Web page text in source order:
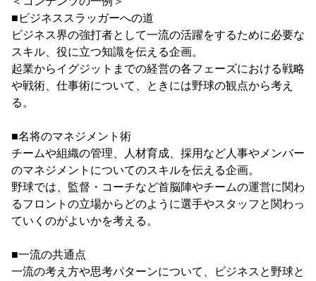
■ビジネススラッガーへの道
ビジネス界の強打者として一流の活躍をするために必要な
スキル、役に立つ知識を伝える企画。
起業からイグジットまでの経営の各フェーズにおける戦略
や戦術、仕事術について、ときには野球の観点から考え
る。
■名将のマネジメント術
チームや組織の管理、人材育成、採用など人事やメンバー
のマネジメントについてのスキルを伝える企画。
野球では、監督・コーチなど首脳陣やチームの運営に関わ
るフロントの立場からどのように選手やスタッフと関わっ
ていくのがよいかを考える。
■一流の共通点
一流の考え方や思考パターンについて、ビジネスと野球と